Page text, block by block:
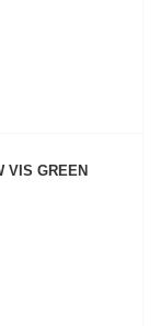
VIS GREEN